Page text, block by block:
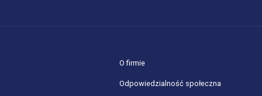
O firmie
Odpowiedzialność społeczna